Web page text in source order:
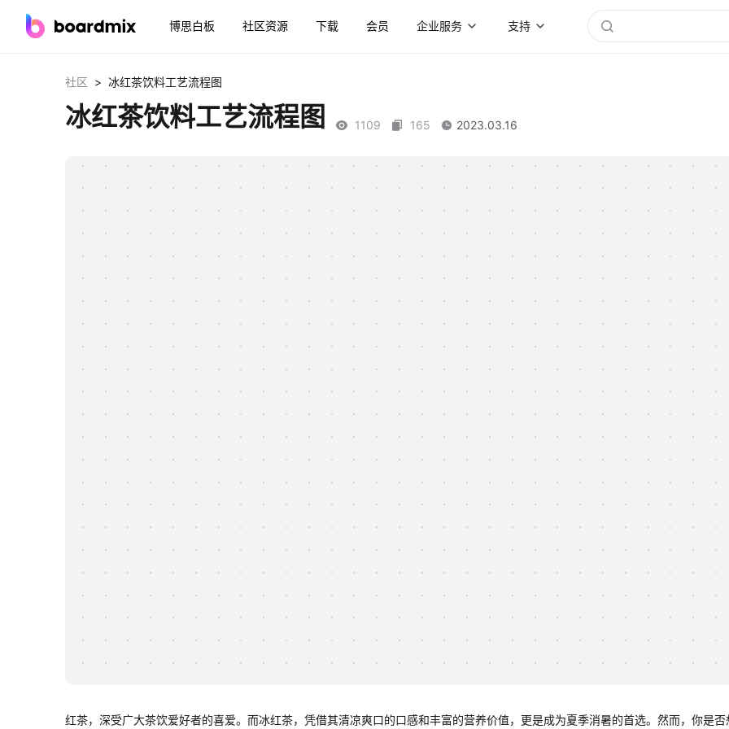
博思白板 社区资源 下载 会员 企业服务 支持
社区 > 冰红茶饮料工艺流程图
冰红茶饮料工艺流程图 1109 165 2023.03.16
红茶，深受广大茶饮爱好者的喜爱。而冰红茶，凭借其清凉爽口的口感和丰富的营养价值，更是成为夏季消暑的首选。然而，你是否